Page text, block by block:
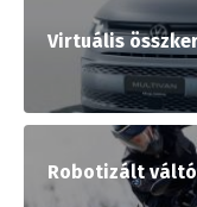
Virtuális
Robotizált